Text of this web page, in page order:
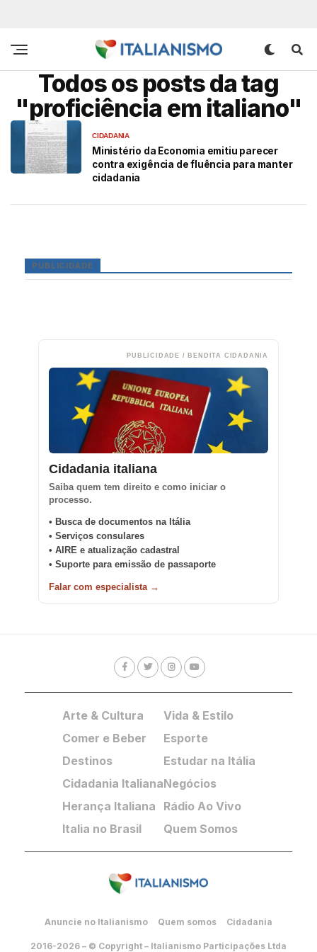
Todos os posts da tag
"proficiência em italiano"
CIDADANIA
Ministério da Economia emitiu parecer
contra exigência de fluência para manter
cidadania
PUBLICIDADE
PUBLICIDADE / BENDITA CIDADANIA
Cidadania italiana
Saiba quem tem direito e como iniciar o
processo.
• Busca de documentos na Itália
• Serviços consulares
• AIRE e atualização cadastral
• Suporte para emissão de passaporte
Falar com especialista →
Arte & Cultura
Comer e Beber
Destinos
Cidadania Italiana
Herança Italiana
Italia no Brasil
Vida & Estilo
Esporte
Estudar na Itália
Negócios
Rádio Ao Vivo
Quem Somos
Anuncie no Italianismo Quem somos Cidadania
2016-2026 – © Copyright – Italianismo Participações Ltda